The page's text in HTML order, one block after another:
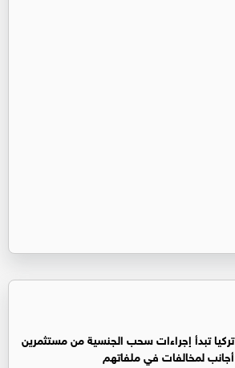
تركيا تبدأ إجراءات سحب الجنسية من مستثمرين
أجانب لمخالفات في ملفاتهم